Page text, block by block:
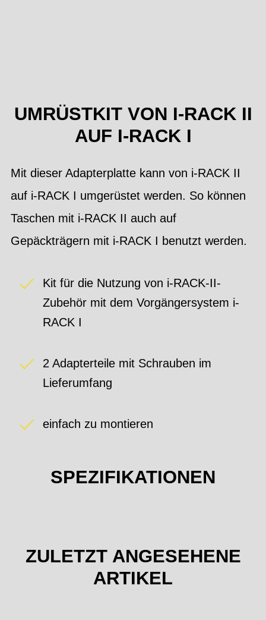
UMRÜSTKIT VON I-RACK II
AUF I-RACK I
Mit dieser Adapterplatte kann von i-RACK II
auf i-RACK I umgerüstet werden. So können
Taschen mit i-RACK II auch auf
Gepäckträgern mit i-RACK I benutzt werden.
Kit für die Nutzung von i-RACK-II-
Zubehör mit dem Vorgängersystem i-
RACK I
2 Adapterteile mit Schrauben im
Lieferumfang
einfach zu montieren
SPEZIFIKATIONEN
ZULETZT ANGESEHENE
ARTIKEL